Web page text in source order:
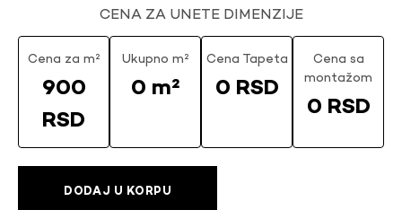
CENA ZA UNETE DIMENZIJE
Cena za m²
900
RSD
Ukupno m²
0 m²
Cena Tapeta
0 RSD
Cena sa
montažom
0 RSD
DODAJ U KORPU